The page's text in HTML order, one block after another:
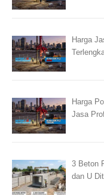
Harga
Harga
Jasa
3 Beton
dan U